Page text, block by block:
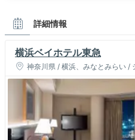
詳細情報
横浜ベイホテル東急
神奈川県 / 横浜、みなとみらい /